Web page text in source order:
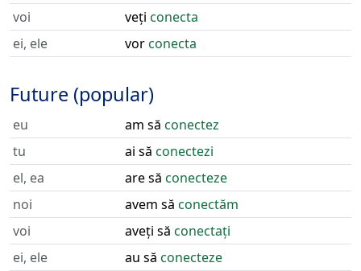
voi
veți conecta
ei, ele
vorconecta
Future (popular)
eu am să conectez
tu
ai să conectezi
el, ea
are să conecteze
noi
avem să conectăm
voi
aveți să conectați
ei, ele
au să conecteze